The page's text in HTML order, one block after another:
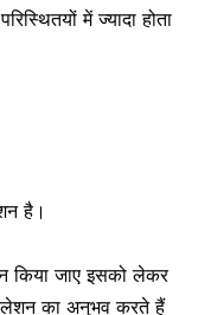
में ज्यादा होता
है।
किया जाए इसको लेकर
का अनुभव करते हैं